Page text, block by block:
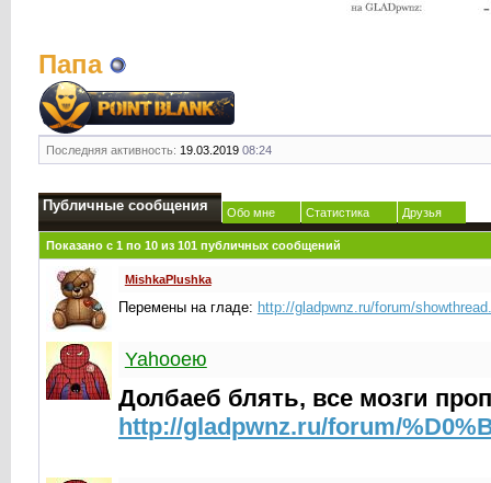
Папа
Последняя активность: 19.03.2019 08:24
Публичные сообщения Обо мне Статистика Друзья
Показано с 1 по 10из 101публичных сообщений
MishkaPlushka
Перемены на гладе: http://gladpwnz.ru/forum/
Yahooею
Долбаеб блять, все мозги
http://gladpwnz.ru/forum/